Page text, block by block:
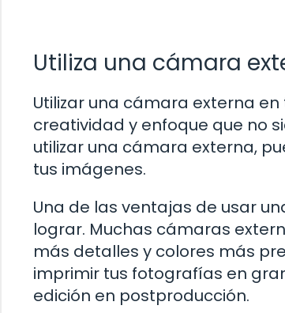
Utiliza una cámara
Utilizar una cámara externa
creatividad y enfoque que no
utilizar una cámara externa,
tus imágenes.
Una de las ventajas de usar
lograr. Muchas cámaras
más detalles y colores más
imprimir tus fotografías en
edición en postproducción.